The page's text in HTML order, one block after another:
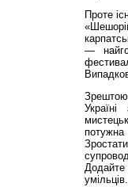
Проте
—
потужна
Додайте